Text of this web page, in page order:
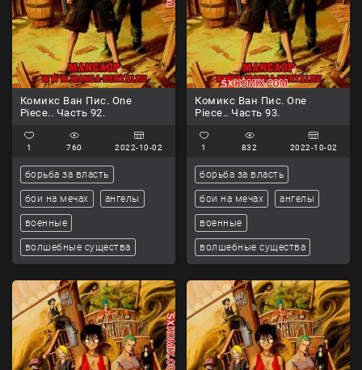
Комикс Ван Пис. One
Piece.. Часть 92.
1 760 2022-10-02
борьба за власть
бои на мечах ангелы
военные
волшебные существа
Комикс Ван Пис. One
Piece.. Часть 93.
1 832 2022-10-02
борьба за власть
бои на мечах ангелы
военные
волшебные существа